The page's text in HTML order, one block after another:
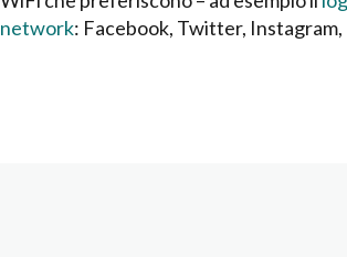
network: Facebook, Twitter,